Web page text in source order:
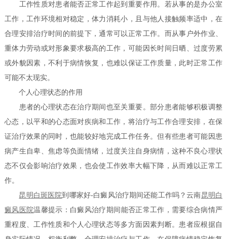
工作性质对患者能否正常工作起到重要作用。若从事的是办公室
工作，工作环境相对稳定，体力消耗小，且与他人接触频率适中，在
合理安排治疗时间的前提下，通常可以正常工作。而从事户外作业、
重体力劳动或对形象要求极高的工作，可能因长时间日晒、过度劳累
或外貌因素，不利于病情恢复，也难以保证工作质量，此时正常工作
可能不太现实。
个人心理状态的作用
患者的心理状态在治疗期间也至关重要。部分患者能够积极调整
心态，以平和的心态面对疾病和工作，将治疗与工作合理安排，在保
证治疗效果的同时，也能较好地完成工作任务。但有些患者可能因患
病产生自卑、焦虑等负面情绪，过度关注自身病情，这种不良心理状
态不仅会影响治疗效果，也会使工作效率大幅下降，从而难以正常工
作。
昆明白斑医院到哪家好-白癜风治疗期间还能工作吗？云南昆明白
癜风医院温馨提示：白癜风治疗期间能否正常工作，需要综合病情严
重程度、工作性质和个人心理状态等多方面因素判断。患者应根据自